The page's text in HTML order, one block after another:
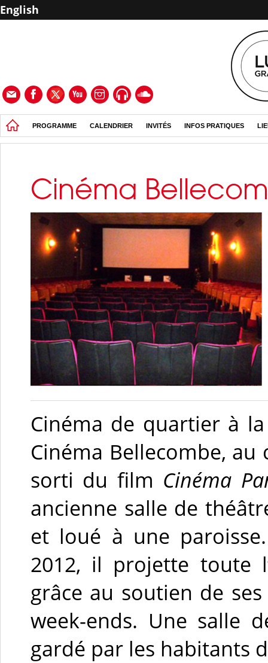
English
PROGRAMME CALENDRIER INVITÉS INFOS PRATIQUES
Cinéma
Cinéma de quartier à
Cinéma Bellecombe,
sorti du film Cinéma
ancienne salle de
et loué à une
2012, il projette toute
grâce au soutien de
week-ends. Une salle
gardé par les habitants